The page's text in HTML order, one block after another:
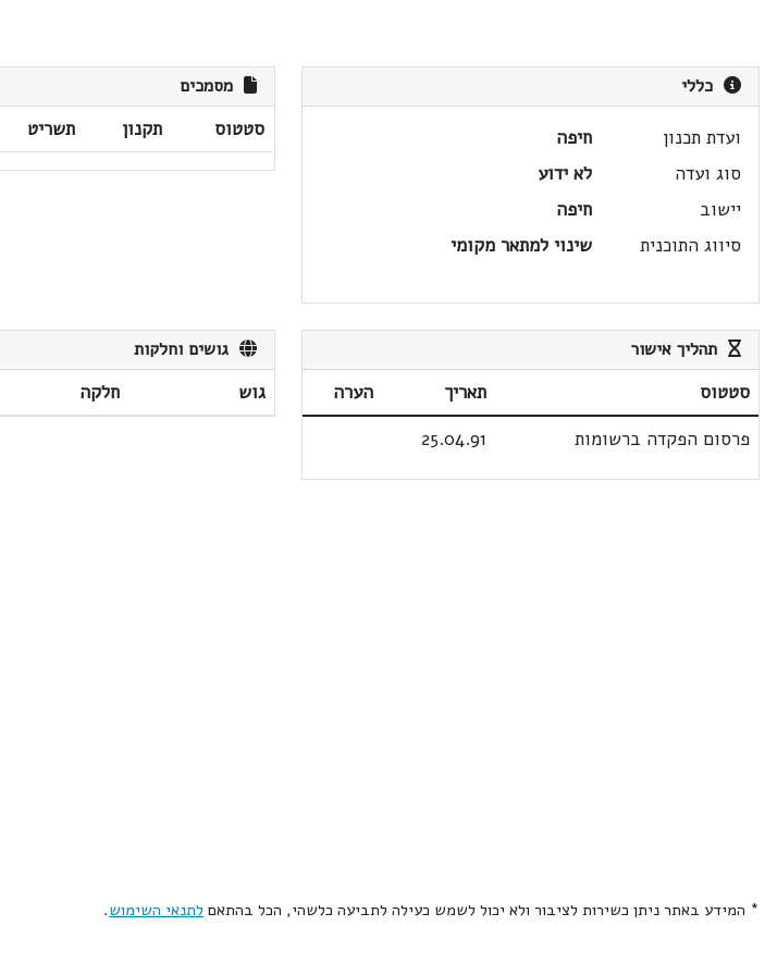
כללי
ועדת תכנון
חיפה
סוג ועדה
לא ידוע
יישוב
חיפה
סיווג התוכנית
שינוי למתאר מקומי
מסמכים
סטטוס תקנון תשריט
תהליך אישור
סטטוס תאריך
הערה
פרסום הפקדה ברשומות
25.04.91
גושים וחלקות
גוש חלקה
* המידע באתר ניתן כשירות לציבור ולא יכול לשמש כעילה לתביעה כלשהי, הכל בהתאם לתנאי השימוש.